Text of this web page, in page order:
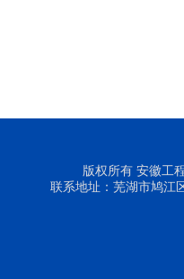
版权所有 安徽工
联系地址：芜湖市鸠江